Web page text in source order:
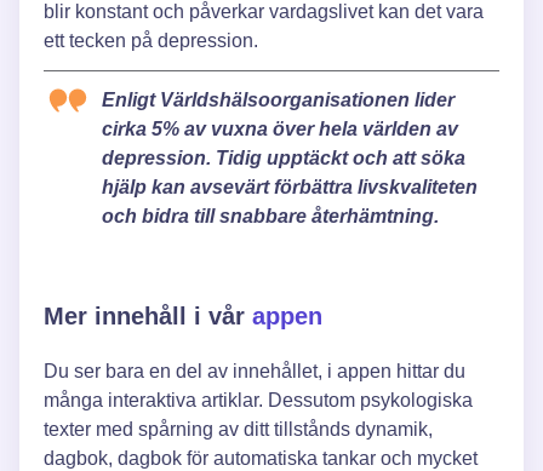
blir konstant och påverkar vardagslivet kan det vara
ett tecken på depression.
Enligt Världshälsoorganisationen lider
cirka 5% av vuxna över hela världen av
depression. Tidig upptäckt och att söka
hjälp kan avsevärt förbättra livskvaliteten
och bidra till snabbare återhämtning.
Mer innehåll i vår appen
Du ser bara en del av innehållet, i appen hittar du
många interaktiva artiklar. Dessutom psykologiska
texter med spårning av ditt tillstånds dynamik,
dagbok, dagbok för automatiska tankar och mycket